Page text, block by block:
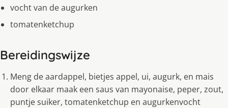
vocht van de augurken
tomatenketchup
Bereidingswijze
Meng de aardappel, bietjes appel, ui, augurk, en mais
door elkaar maak een saus van mayonaise, peper, zout,
puntje suiker, tomatenketchup en augurkenvocht